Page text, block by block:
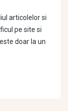
articolelor si
pe site si
doar la un